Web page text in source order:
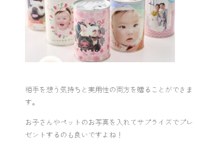
相手を想う気持ちと実用性の両方を贈ることができま
す。
お子さんやペットのお写真を入れてサプライズでプレ
ゼントするのも良いですよね！